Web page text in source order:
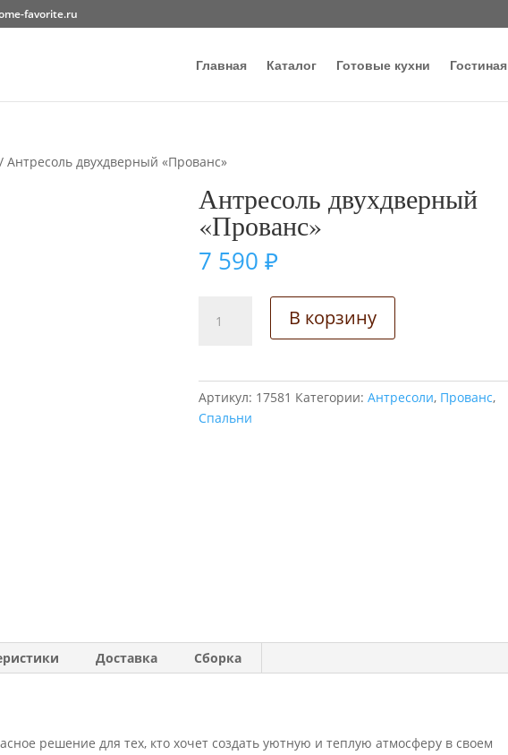
favorite.ru
Главная Каталог Готовые кухни Гостиная
/ Антресоль двухдверный «Прованс»
Антресоль двухдверный
«Прованс»
7 590₽
товара
В корзину
Артикул: 17581 Категории:Антресоли, Прованс,
Спальни
Доставка Сборка
решение для тех, кто хочет создать уютную и теплую атмосферу в своем